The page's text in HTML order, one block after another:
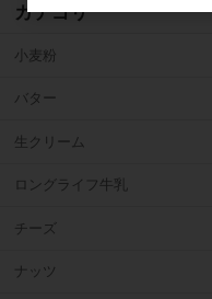
カテゴリ
小麦粉
バター
生クリーム
ロングライフ牛乳
チーズ
ナッツ